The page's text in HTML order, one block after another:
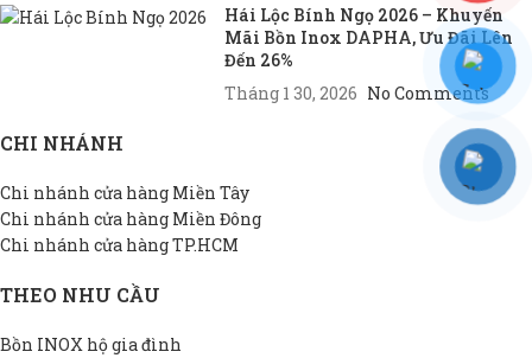
Hái Lộc Bính Ngọ 2026 – Khuyến
Mãi Bồn Inox DAPHA, Ưu Đãi Lên
Đến 26%
Tháng 1 30, 2026 No Comments
CHI NHÁNH
Chi nhánh cửa hàng Miền Tây
Chi nhánh cửa hàng Miền Đông
Chi nhánh cửa hàng TP.HCM
THEO NHU CẦU
Bồn INOX hộ gia đình